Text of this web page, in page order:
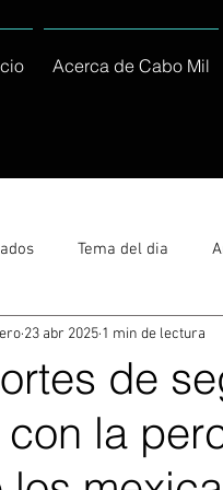
Acerca de Cabo Mil
Tema del dia
La buena del día
Nacionales e
de
la
23 abr 2025 1 min de lectura